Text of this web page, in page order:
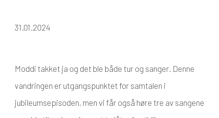
31.01.2024
Moddi takket ja og det ble både tur og sanger. Denne
vandringen er utgangspunktet for samtalen i
jubileumsepisoden, men vi får også høre tre av sangene